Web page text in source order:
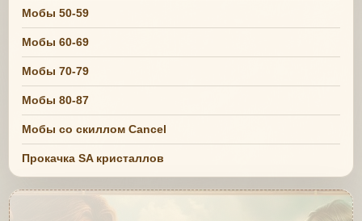
Мобы 50-59
Мобы 60-69
Мобы 70-79
Мобы 80-87
Мобы со скиллом Cancel
Прокачка SA кристаллов